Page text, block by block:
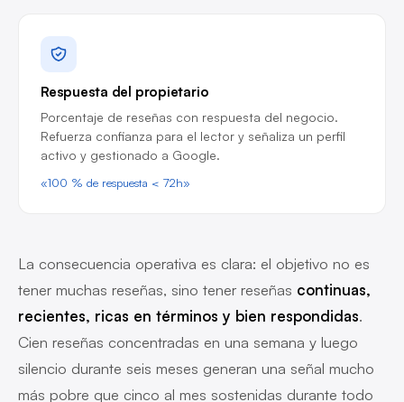
Respuesta del propietario
Porcentaje de reseñas con respuesta del negocio.
Refuerza confianza para el lector y señaliza un perfil
activo y gestionado a Google.
«100 % de respuesta < 72h»
La consecuencia operativa es clara: el objetivo no es
tener muchas reseñas, sino tener reseñas continuas,
recientes, ricas en términos y bien respondidas.
Cien reseñas concentradas en una semana y luego
silencio durante seis meses generan una señal mucho
más pobre que cinco al mes sostenidas durante todo